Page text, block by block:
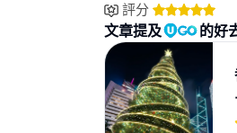
評分
文章提及 的好